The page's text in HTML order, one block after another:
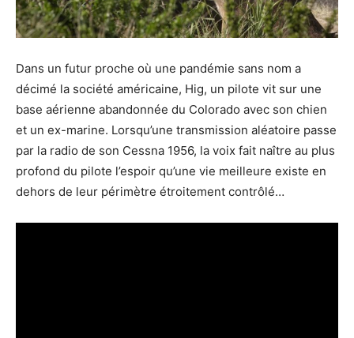
Dans un futur proche où une pandémie sans nom a
décimé la société américaine, Hig, un pilote vit sur une
base aérienne abandonnée du Colorado avec son chien
et un ex-marine. Lorsqu’une transmission aléatoire passe
par la radio de son Cessna 1956, la voix fait naître au plus
profond du pilote l’espoir qu’une vie meilleure existe en
dehors de leur périmètre étroitement contrôlé…